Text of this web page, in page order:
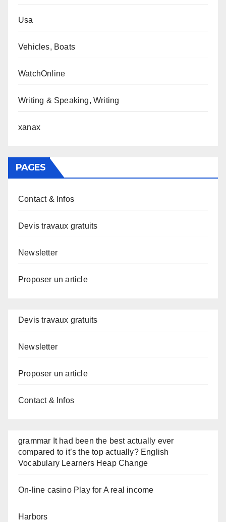
Usa
Vehicles, Boats
WatchOnline
Writing & Speaking, Writing
xanax
PAGES
Contact & Infos
Devis travaux gratuits
Newsletter
Proposer un article
Devis travaux gratuits
Newsletter
Proposer un article
Contact & Infos
grammar It had been the best actually ever
compared to it’s the top actually? English
Vocabulary Learners Heap Change
On-line casino Play for A real income
Harbors